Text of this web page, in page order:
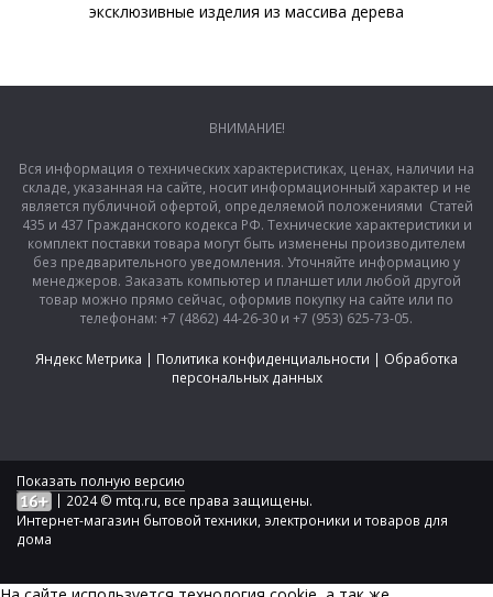
эксклюзивные изделия из массива дерева
ВНИМАНИЕ!
Вся информация о технических характеристиках, ценах, наличии на
складе, указанная на сайте, носит информационный характер и не
является публичной офертой, определяемой положениями Статей
435 и 437 Гражданского кодекса РФ. Технические характеристики и
комплект поставки товара могут быть изменены производителем
без предварительного уведомления. Уточняйте информацию у
менеджеров. Заказать компьютер и планшет или любой другой
товар можно прямо сейчас, оформив покупку на сайте или по
телефонам: +7 (4862) 44-26-30 и +7 (953) 625-73-05.
Яндекс Метрика | Политика конфиденциальности | Обработка
персональных данных
Показать полную версию
| 2024 © mtq.ru, все права защищены.
Интернет-магазин бытовой техники, электроники и товаров для
дома